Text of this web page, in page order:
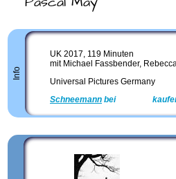
Info
UK 2017, 119 Minuten
mit Michael Fassbender,
Universal Pictures Germany
Schneemann bei